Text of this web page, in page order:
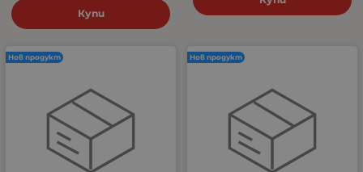
Купи
Нов продукт Нов продукт